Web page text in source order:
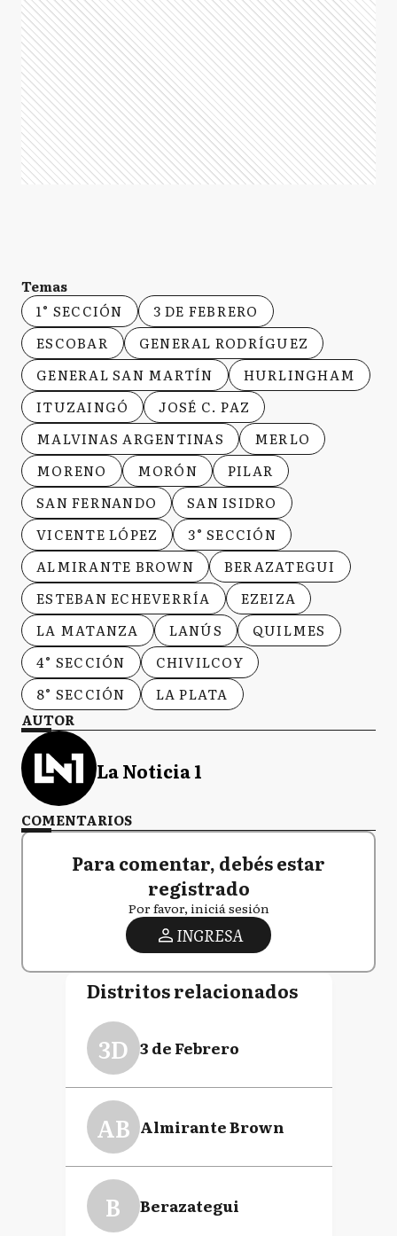
Temas
1° SECCIÓN
3 DE FEBRERO
ESCOBAR
GENERAL RODRÍGUEZ
GENERAL SAN MARTÍN
HURLINGHAM
ITUZAINGÓ
JOSÉ C. PAZ
MALVINAS ARGENTINAS
MERLO
MORENO
MORÓN
PILAR
SAN FERNANDO
SAN ISIDRO
VICENTE LÓPEZ
3° SECCIÓN
ALMIRANTE BROWN
BERAZATEGUI
ESTEBAN ECHEVERRÍA
EZEIZA
LA MATANZA
LANÚS
QUILMES
4° SECCIÓN
CHIVILCOY
8° SECCIÓN
LA PLATA
AUTOR
La Noticia 1
COMENTARIOS
Para comentar, debés estar
registrado
Por favor, iniciá sesión
INGRESA
Distritos relacionados
3D 3 de Febrero
AB Almirante Brown
B Berazategui